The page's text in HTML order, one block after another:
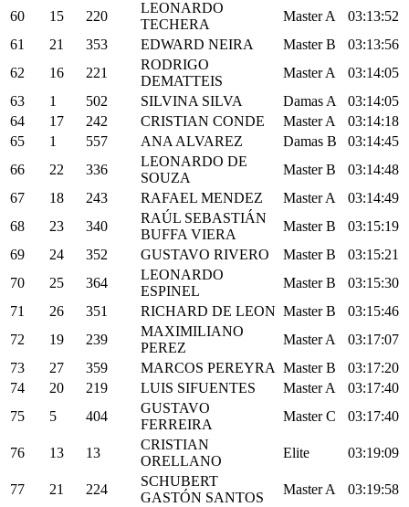
60 15 220
LEONARDO
TECHERA
Master A
03:13:52
61
21 353 EDWARD NEIRA Master B
03:13:56
62
16 221
RODRIGO
DEMATTEIS
Master A
03:14:05
63
1 502 SILVINA SILVA Damas A
03:14:05
64
17 242 CRISTIAN CONDE Master A
03:14:18
65
1 557 ANA ALVAREZ Damas B
03:14:45
66
22 336
LEONARDO DE
SOUZA
Master B
03:14:48
67
18 243 RAFAEL MENDEZ Master A
03:14:49
68
23 340
RAÚL SEBASTIÁN
BUFFA VIERA
Master B
03:15:19
69
24 352 GUSTAVO RIVERO Master B
03:15:21
70
25 364
LEONARDO
ESPINEL
Master B
03:15:30
71
26 351 RICHARD DE LEON Master B
03:15:46
72
19 239
MAXIMILIANO
PEREZ
Master A
03:17:07
73
27 359 MARCOS PEREYRA Master B
03:17:20
74
20 219 LUIS SIFUENTES Master A
03:17:40
75
5 404
GUSTAVO
FERREIRA
Master C 03:17:40
76 13 13
CRISTIAN
ORELLANO
Elite 03:19:09
77 21 224
SCHUBERT
GASTÓN SANTOS
Master A 03:19:58